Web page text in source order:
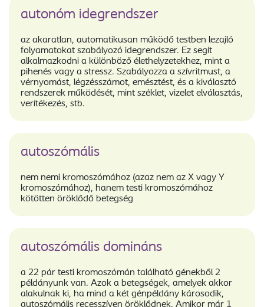
autonóm idegrendszer
az akaratlan, automatikusan működő testben lezajló
folyamatokat szabályozó idegrendszer. Ez segít
alkalmazkodni a különböző élethelyzetekhez, mint a
pihenés vagy a stressz. Szabályozza a szívritmust, a
vérnyomást, légzésszámot, emésztést, és a kiválasztó
rendszerek működését, mint széklet, vizelet elválasztás,
verítékezés, stb.
autoszómális
nem nemi kromoszómához (azaz nem az X vagy Y
kromoszómához), hanem testi kromoszómához
kötötten öröklődő betegség
autoszómális domináns
a 22 pár testi kromoszómán található génekből 2
példányunk van. Azok a betegségek, amelyek akkor
alakulnak ki, ha mind a két génpéldány károsodik,
autoszómális recesszíven öröklődnek. Amikor már 1